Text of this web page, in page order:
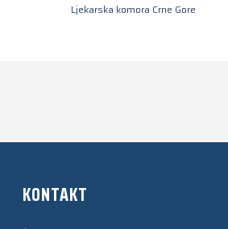
Ljekarska komora Crne Gore
KONTAKT